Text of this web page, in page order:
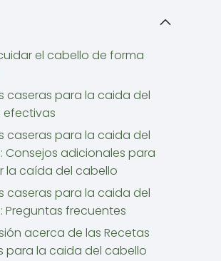
el cabello de forma
caseras para la caida del
caseras para la caida del
Consejos adicionales para
la caída del cabello
caseras para la caida del
Preguntas frecuentes
acerca de las Recetas
para la caida del cabello